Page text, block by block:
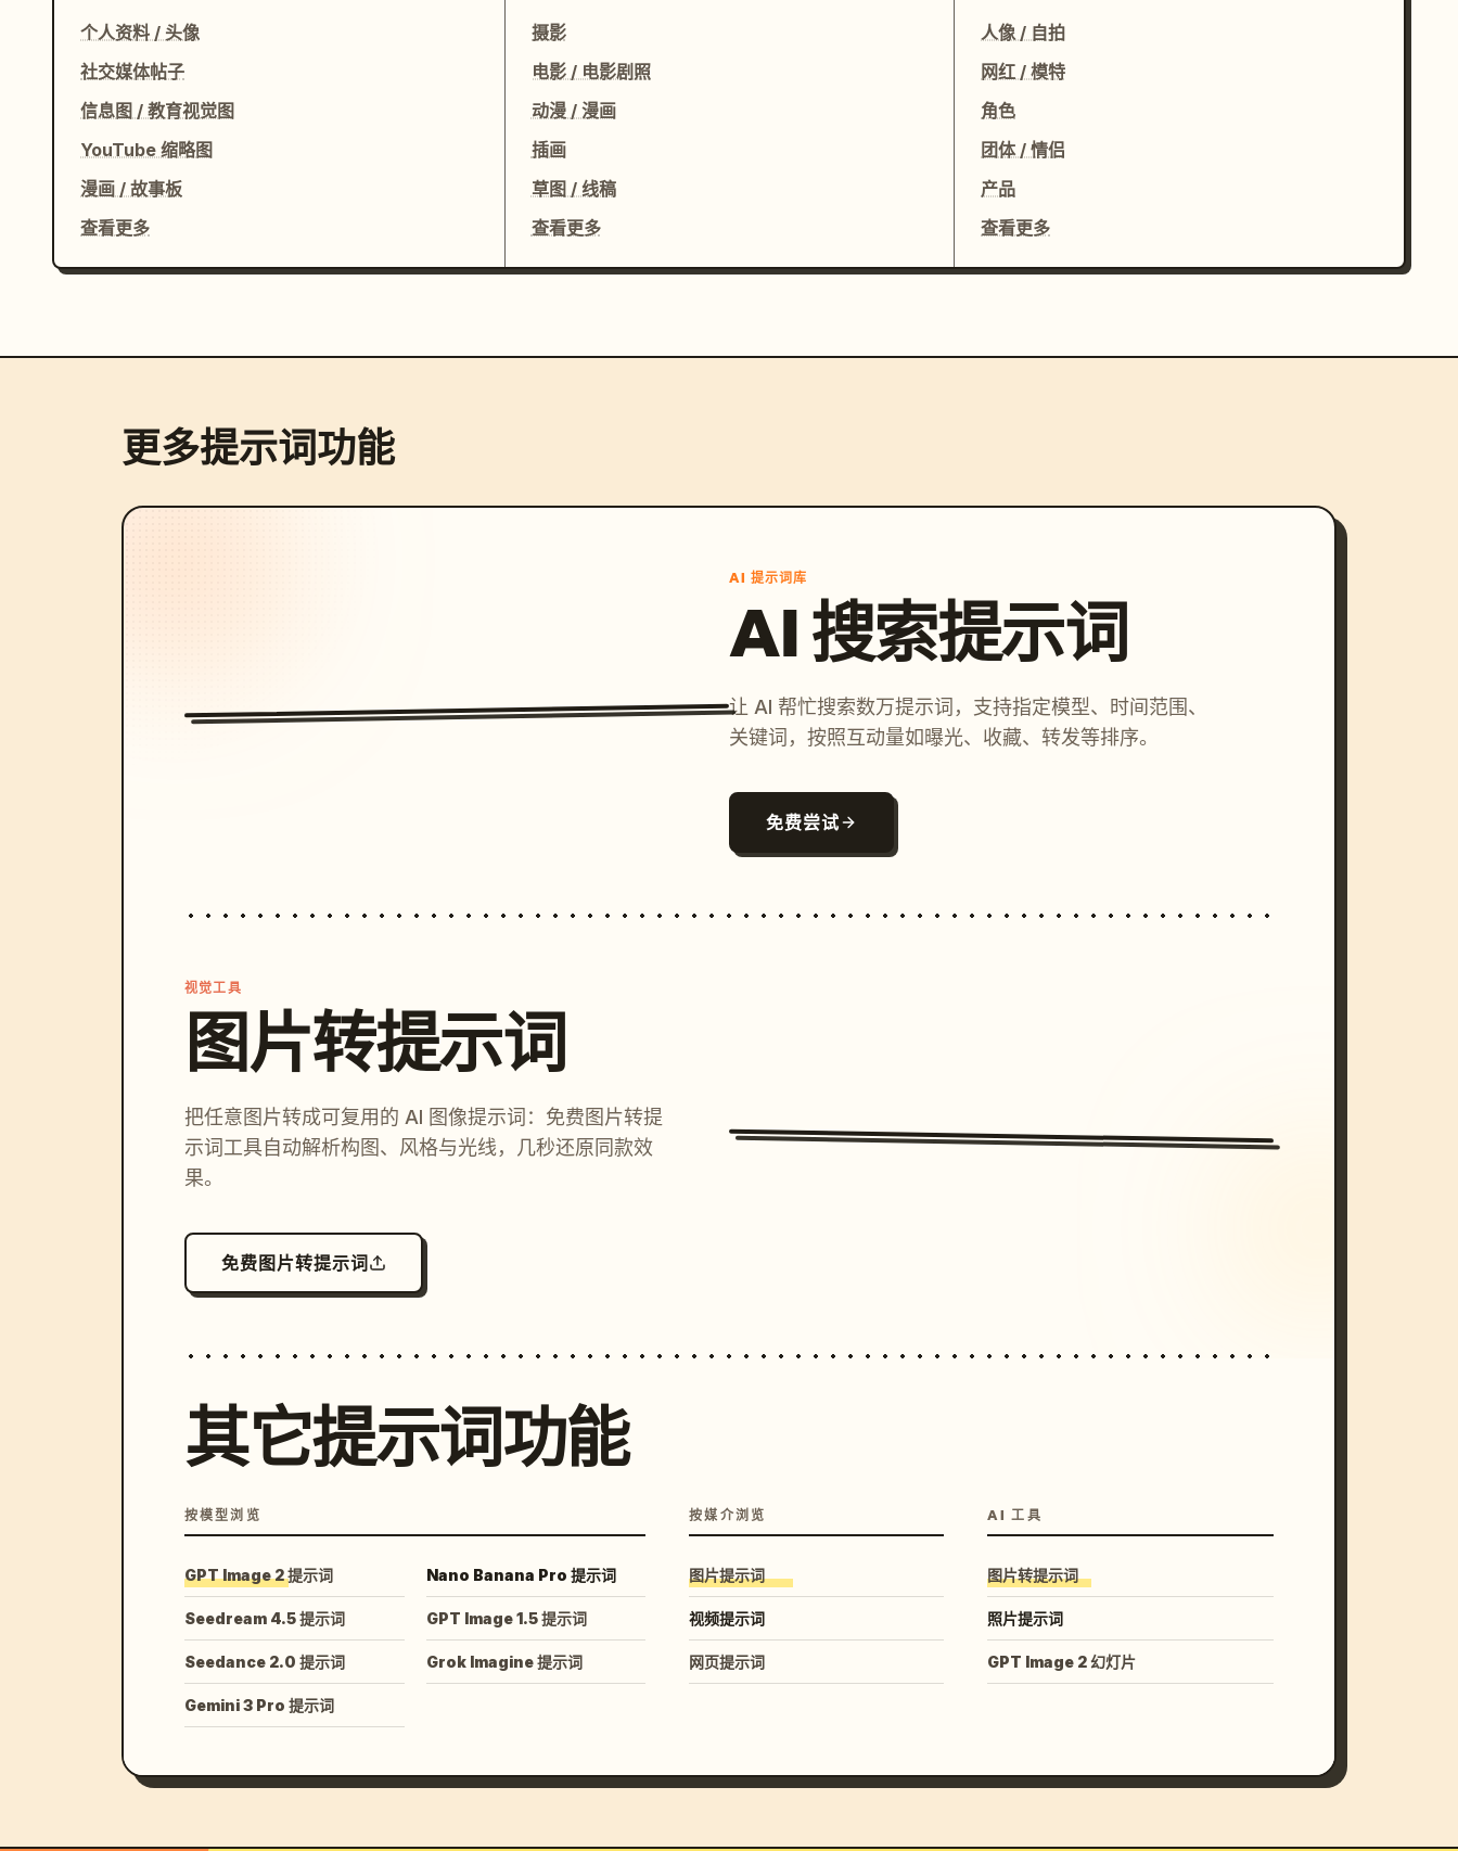
个人资料 / 头像
社交媒体帖子
信息图 / 教育视觉图
YouTube 缩略图
漫画 / 故事板
查看更多
摄影
电影 / 电影剧照
动漫 / 漫画
插画
草图 / 线稿
查看更多
人像 / 自拍
网红 / 模特
角色
团体 / 情侣
产品
查看更多
更多提示词功能
AI 提示词库
AI 搜索提示词
让 AI 帮忙搜索数万提示词，支持指定模型、时间范围、
关键词，按照互动量如曝光、收藏、转发等排序。
免费尝试
视觉工具
图片转提示词
把任意图片转成可复用的 AI 图像提示词：免费图片转提
示词工具自动解析构图、风格与光线，几秒还原同款效
果。
免费图片转提示词
其它提示词功能
按模型浏览
GPT Image 2 提示词 Nano Banana Pro 提示词
Seedream 4.5 提示词 GPT Image 1.5 提示词
Seedance 2.0 提示词 Grok Imagine 提示词
Gemini 3 Pro 提示词
按媒介浏览
图片提示词
视频提示词
网页提示词
AI 工具
图片转提示词
照片提示词
GPT Image 2 幻灯片